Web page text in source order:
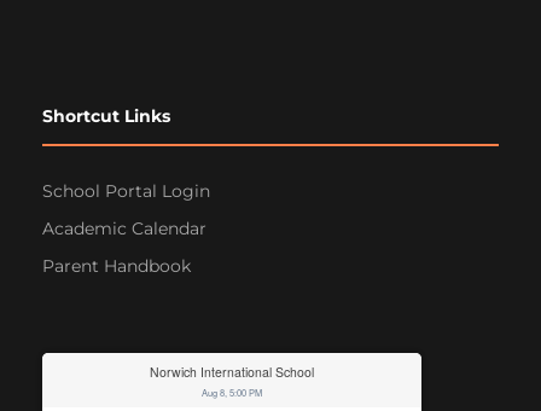
Shortcut Links
School Portal Login
Academic Calendar
Parent Handbook
Norwich International School
Aug 8, 5:00 PM